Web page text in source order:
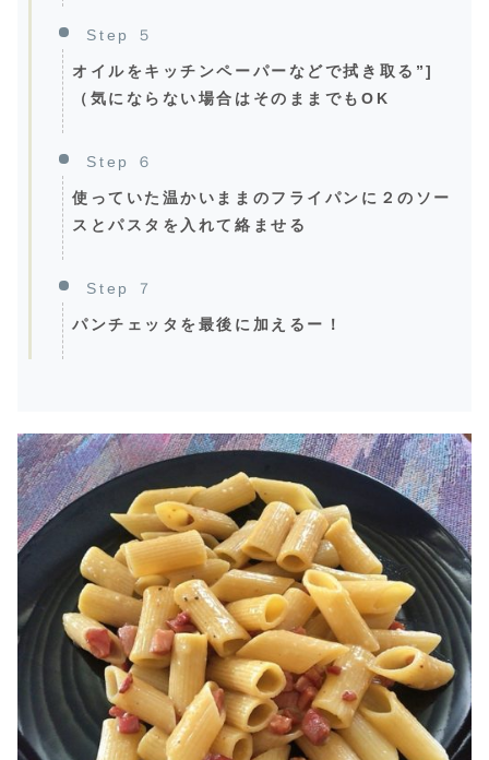
Step ５
オイルをキッチンペーパーなどで拭き取る”]
（気にならない場合はそのままでもOK
Step ６
使っていた温かいままのフライパンに２のソー
スとパスタを入れて絡ませる
Step ７
パンチェッタを最後に加えるー！